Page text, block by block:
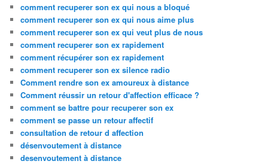
comment recuperer son ex qui nous a bloqué
comment recuperer son ex qui nous aime plus
comment recuperer son ex qui veut plus de nous
comment recuperer son ex rapidement
comment récupérer son ex rapidement
comment recuperer son ex silence radio
Comment rendre son ex amoureux à distance
Comment réussir un retour d'affection efficace ?
comment se battre pour recuperer son ex
comment se passe un retour affectif
consultation de retour d affection
désenvoutement à distance
desenvoutement à distance